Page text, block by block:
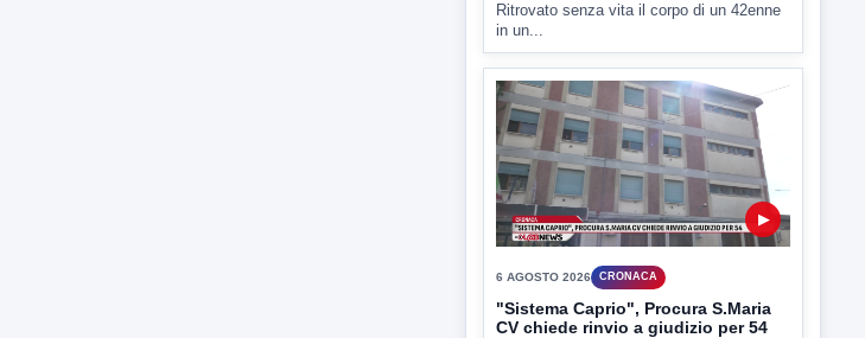
Ritrovato senza vita il corpo di un 42enne
in un...
▶
6 AGOSTO 2026 CRONACA
"Sistema Caprio", Procura S.Maria
CV chiede rinvio a giudizio per 54